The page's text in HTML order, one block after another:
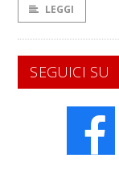
LEGGI
SEGUICI SU